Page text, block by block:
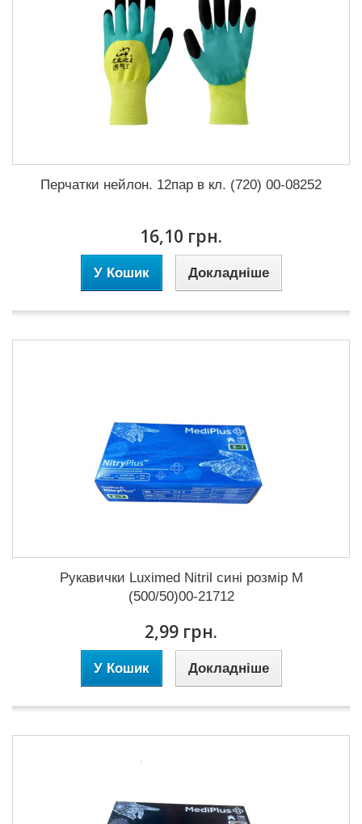
Перчатки нейлон. 12пар в кл. (720) 00-08252
16,10 грн.
У Кошик Докладніше
Рукавички Luximed Nitril сині розмір M
(500/50)00-21712
2,99 грн.
У Кошик Докладніше